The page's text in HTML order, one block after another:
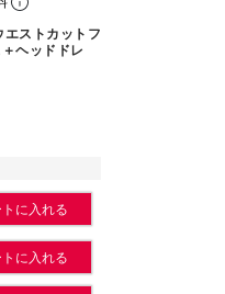
ストカットフ
ヘッドドレ
トに入れる
トに入れる